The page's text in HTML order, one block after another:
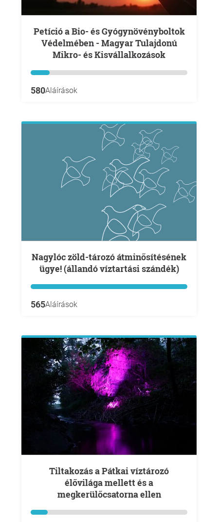
Petíció a Bio- és Gyógynövényboltok
Védelmében - Magyar Tulajdonú
Mikro- és Kisvállalkozások
580Aláírások
Nagylóc zöld-tározó átminősítésének
ügye! (állandó víztartási szándék)
565Aláírások
Tiltakozás a Pátkai víztározó
élővilága mellett és a
megkerülőcsatorna ellen